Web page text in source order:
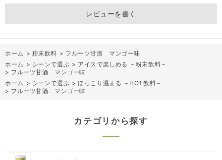
レビューを書く
ホーム > 粉末飲料 > フルーツ甘酒 マンゴー味
ホーム > シーンで選ぶ > アイスで楽しめる －粉末飲料－
> フルーツ甘酒 マンゴー味
ホーム > シーンで選ぶ >ほっこり温まる －HOT飲料－
> フルーツ甘酒 マンゴー味
カテゴリから探す